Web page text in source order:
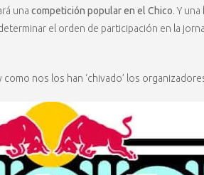
una competición popular en el Chico. Y
el orden de participación en la
nos los han ‘chivado’ los